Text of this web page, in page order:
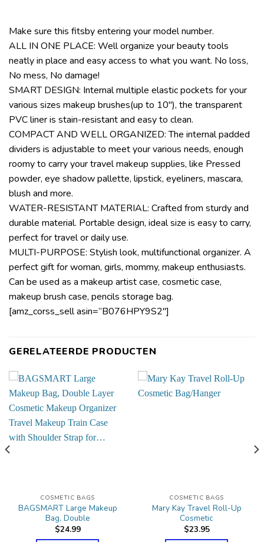
Make sure this fitsby entering your model number.
ALL IN ONE PLACE: Well organize your beauty tools
neatly in place and easy access to what you want. No loss,
No mess, No damage!
SMART DESIGN: Internal multiple elastic pockets for your
various sizes makeup brushes(up to 10″), the transparent
PVC liner is stain-resistant and easy to clean.
COMPACT AND WELL ORGANIZED: The internal padded
dividers is adjustable to meet your various needs, enough
roomy to carry your travel makeup supplies, like Pressed
powder, eye shadow pallette, lipstick, eyeliners, mascara,
blush and more.
WATER-RESISTANT MATERIAL: Crafted from sturdy and
durable material. Portable design, ideal size is easy to carry,
perfect for travel or daily use.
MULTI-PURPOSE: Stylish look, multifunctional organizer. A
perfect gift for woman, girls, mommy, makeup enthusiasts.
Can be used as a makeup artist case, cosmetic case,
makeup brush case, pencils storage bag.
[amz_corss_sell asin=”B076HPY9S2″]
GERELATEERDE PRODUCTEN
COSMETIC BAGS
BAGSMART Large Makeup
Bag, Double
$24.99
COSMETIC BAGS
Mary Kay Travel Roll-Up
Cosmetic
$23.95